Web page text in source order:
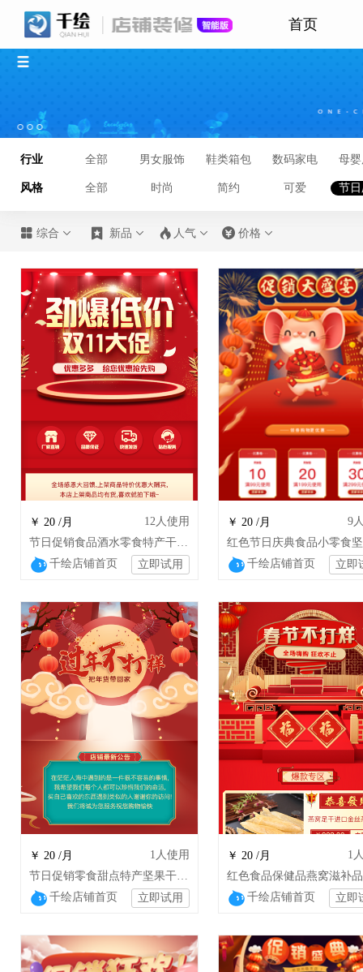
首页
行业 全部 男女服饰 鞋类箱包 数码家电 母
风格 全部 时尚 简约 可爱 节
 综合   新品   人气   价格 
￥ 20 /月 12人使用
节日促销食品酒水零食特产干货小吃店铺装修
千绘店铺首页
立即试用
￥ 20 /月 9
千绘店铺首页 立即
￥ 20 /月 1 人使用
节日促销零食甜点特产坚果干货特产店铺装修
千绘店铺首页
立即试用
￥ 20 /月 1
千绘店铺首页 立即